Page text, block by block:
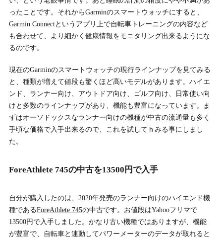
ったことです。それからGarminのスマートウォッチにすると、
Garmin Connectというアプリ上で自転車トレーニングの内容など
も合わせて、より細かく健康情報をモニタリング出来るようにな
るのです。
現在のGarminのスマートウォッチの現行ラインナップを見てみる
と、種類が増えて値段も驚くほど高いモデルがあります。ハイエ
ンド、ランナー向け、アウトドア向け、ゴルフ向け、日常使い向
けと多数のラインナップがあり、機能も豊富になっています。ま
ずはオーソドックスなランナー向けの機種が中古の流通量も多く
手頃な価格で入手出来るので、これを試してｈみる事にしまし
た。
ForeAthlete 745の中古を13500円で入手
自分が購入したのは、2020年発売のランナー向けのハイエンド機
種であるForeAthlete 745の中古です。お値段はYahooフリマで
13500円で入手しました。かなり古い機種ではありますが、機能
が豊富で、自転車と連動してパワーメーターのデータが取れると